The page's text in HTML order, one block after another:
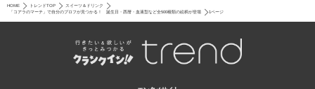
HOME トレンドTOP
スイーツ＆ドリンク
「コアラのマーチ」で自分のプロフが見つかる！ 誕生日・西暦・血液型など全500種類の絵柄が登場
1ページ